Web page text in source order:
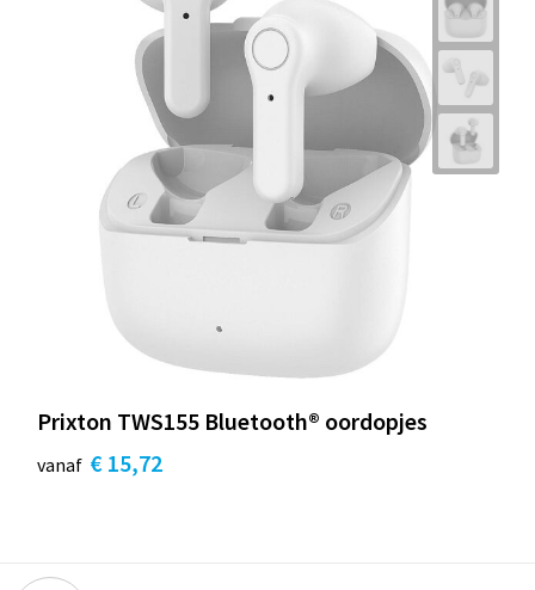
Prixton TWS155 Bluetooth® oordopjes
vanaf € 15,72